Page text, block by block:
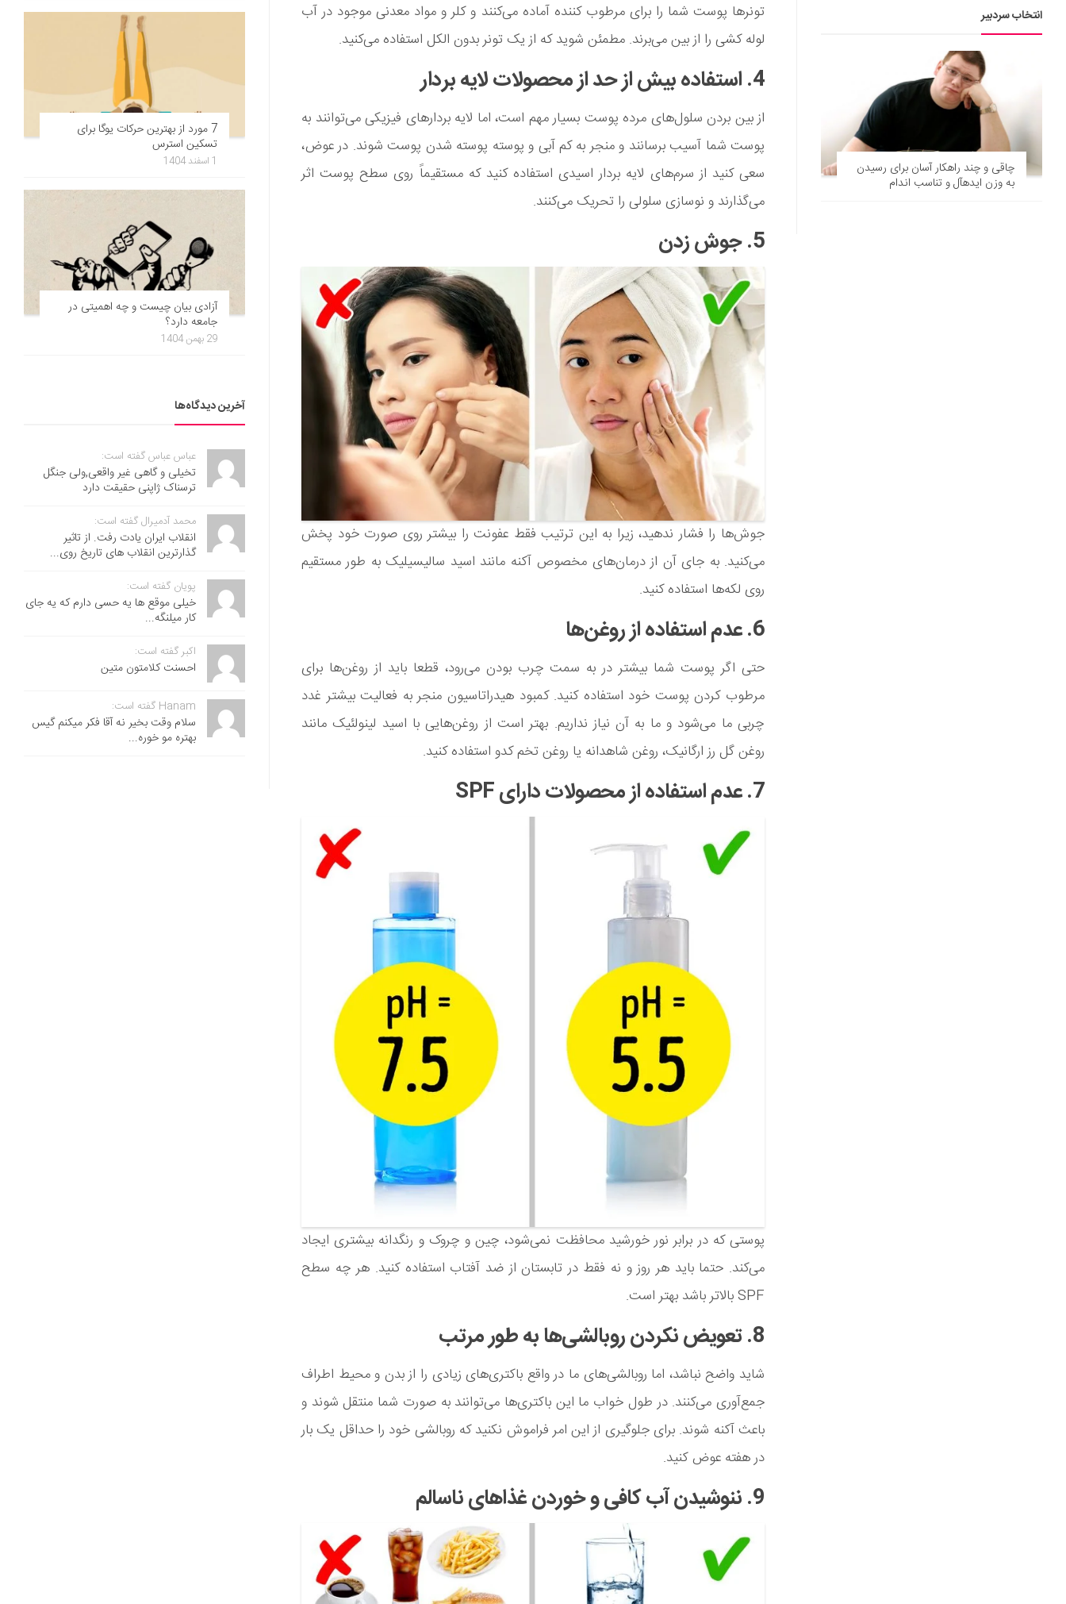
تونرها پوست شما را برای مرطوب کننده آماده می‌کنند و کلر و مواد معدنی موجود در آب
لوله کشی را از بین می‌برند. مطمئن شوید که از یک تونر بدون الکل استفاده می‌کنید.
4. استفاده بیش از حد از محصولات لایه بردار
از بین بردن سلول‌های مرده پوست بسیار مهم است، اما لایه بردارهای فیزیکی می‌توانند به
پوست شما آسیب برسانند و منجر به کم آبی و پوسته پوسته شدن پوست شوند. در عوض،
سعی کنید از سرم‌های لایه بردار اسیدی استفاده کنید که مستقیماً روی سطح پوست اثر
می‌گذارند و نوسازی سلولی را تحریک می‌کنند.
5. جوش زدن
جوش‌ها را فشار ندهید، زیرا به این ترتیب فقط عفونت را بیشتر روی صورت خود پخش
می‌کنید. به جای آن از درمان‌های مخصوص آکنه مانند اسید سالیسیلیک به طور مستقیم
روی لکه‌ها استفاده کنید.
6. عدم استفاده از روغن‌ها
حتی اگر پوست شما بیشتر در به سمت چرب بودن می‌رود، قطعا باید از روغن‌ها برای
مرطوب کردن پوست خود استفاده کنید. کمبود هیدراتاسیون منجر به فعالیت بیشتر غدد
چربی ما می‌شود و ما به آن نیاز نداریم. بهتر است از روغن‌هایی با اسید لینولئیک مانند
روغن گل رز ارگانیک، روغن شاهدانه یا روغن تخم کدو استفاده کنید.
7. عدم استفاده از محصولات دارای SPF
پوستی که در برابر نور خورشید محافظت نمی‌شود، چین و چروک و رنگدانه بیشتری ایجاد
می‌کند. حتما باید هر روز و نه فقط در تابستان از ضد آفتاب استفاده کنید. هر چه سطح
SPF بالاتر باشد بهتر است.
8. تعویض نکردن روبالشی‌ها به طور مرتب
شاید واضح نباشد، اما روبالشی‌های ما در واقع باکتری‌های زیادی را از بدن و محیط اطراف
جمع‌آوری می‌کنند. در طول خواب ما این باکتری‌ها می‌توانند به صورت شما منتقل شوند و
باعث آکنه شوند. برای جلوگیری از این امر فراموش نکنید که روبالشی خود را حداقل یک بار
در هفته عوض کنید.
9. ننوشیدن آب کافی و خوردن غذاهای ناسالم
انتخاب سردبیر
چاقی و چند راه‎کار آسان برای رسیدن
به وزن ایده‎آل و تناسب اندام
7 مورد از بهترین حرکات یوگا برای
تسکین استرس
1 اسفند 1404
آزادی بیان چیست و چه اهمیتی در
جامعه دارد؟
29 بهمن 1404
آخرین دیدگاه‌ها
عباس عباس گفته است:
تخیلی و گاهی غیر واقعی,ولی جنگل
ترسناک ژاپنی حقیقت دارد
محمد آدمیرال گفته است:
انقلاب ایران یادت رفت. از تاثیر
گذارترین انقلاب های تاریخ روی...
پویان گفته است:
خیلی موقع ها یه حسی دارم که یه جای
کار میلنگه...
اکبر گفته است:
احسنت ‌کلامتون متین
Hanam گفته است:
سلام وقت بخیر نه آقا فکر میکنم گیس
بهتره مو خوره...